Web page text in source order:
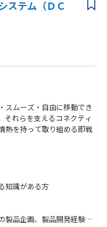
非常に多くの引き合いがあ
必要がある。
ステム（ＤＣ
スムーズ・自由に移動でき
それらを支えるコネクティ
熱を持って取り組める即戦
を創造し、モビリティ社
しています。車載用通信
Module)の開発や、端末の
知識がある方
製品企画、製品開発経験